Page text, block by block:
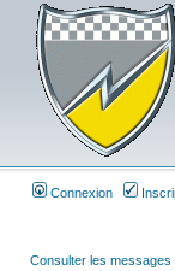
Connexion
Consulter les